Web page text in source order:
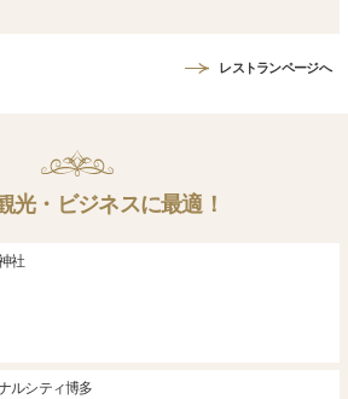
レストランページへ
光・ビジネスに最適！
社
ルシティ博多